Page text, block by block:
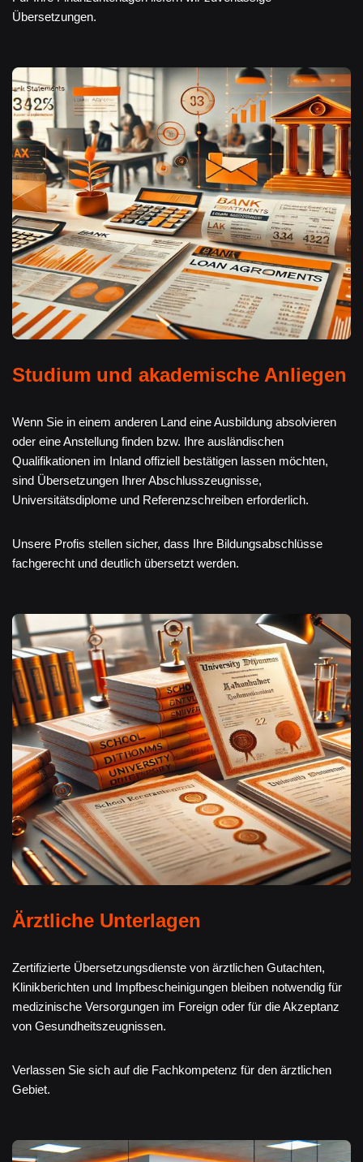
Übersetzungen.
Studium und akademische Anliegen
Wenn Sie in einem anderen Land eine Ausbildung absolvieren
oder eine Anstellung finden bzw. Ihre ausländischen
Qualifikationen im Inland offiziell bestätigen lassen möchten,
sind Übersetzungen Ihrer Abschlusszeugnisse,
Universitätsdiplome und Referenzschreiben erforderlich.
Unsere Profis stellen sicher, dass Ihre Bildungsabschlüsse
fachgerecht und deutlich übersetzt werden.
Ärztliche Unterlagen
Zertifizierte Übersetzungsdienste von ärztlichen Gutachten,
Klinikberichten und Impfbescheinigungen bleiben notwendig für
medizinische Versorgungen im Foreign oder für die Akzeptanz
von Gesundheitszeugnissen.
Verlassen Sie sich auf die Fachkompetenz für den ärztlichen
Gebiet.